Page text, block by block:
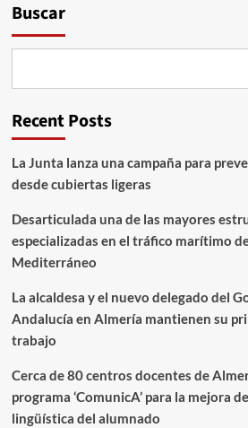
Buscar
Recent Posts
La Junta lanza una campaña para
desde cubiertas ligeras
Desarticulada una de las mayores
especializadas en el tráfico marítimo
Mediterráneo
La alcaldesa y el nuevo delegado del
Andalucía en Almería mantienen su
trabajo
Cerca de 80 centros docentes de
programa ‘ComunicA’ para la mejora
lingüística del alumnado